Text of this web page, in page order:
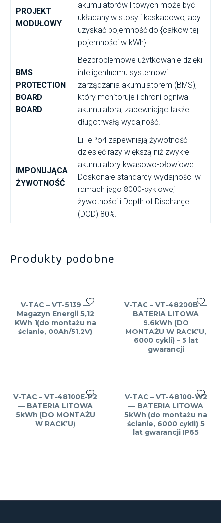
PROJEKT
MODUŁOWY
akumulatorów litowych może być
układany w stosy i kaskadowo, aby
uzyskać pojemność do {całkowitej
pojemności w kWh}.
BMS
PROTECTION
BOARD
BOARD
Bezproblemowe użytkowanie dzięki
inteligentnemu systemowi
zarządzania akumulatorem (BMS),
który monitoruje i chroni ogniwa
akumulatora, zapewniając także
długotrwałą wydajność.
IMPONUJĄCA
ŻYWOTNOŚĆ
LiFePo4 zapewniają żywotność
dziesięć razy większą niż zwykłe
akumulatory kwasowo-ołowiowe.
Doskonałe standardy wydajności w
ramach jego 8000-cyklowej
żywotności i Depth of Discharge
(DOD) 80%.
Produkty podobne
V-TAC – VT-5139 —
Magazyn Energii 5,12
KWh 1(do montażu na
ścianie, 00Ah/51.2V)
V-TAC – VT-48200B —
BATERIA LITOWA
9.6kWh (DO
MONTAŻU W RACK’U,
6000 cykli) – 5 lat
gwarancji
V-TAC – VT-48100E-P2
— BATERIA LITOWA
5kWh (DO MONTAŻU
W RACK’U)
V-TAC – VT-48100-W2
— BATERIA LITOWA
5kWh (do montażu na
ścianie, 6000 cykli) 5
lat gwarancji IP65